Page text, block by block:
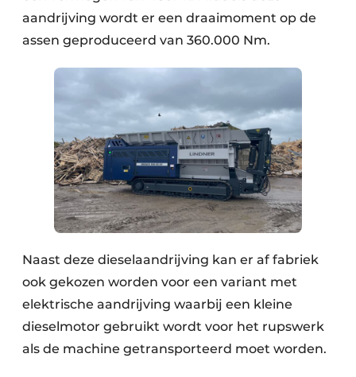
Bedrijfsafval
Bouw & Sloopafval
Elektronisch Afval
Glasrecyclage
Houtafval
Kunststofafval
Metaalrecyclage
Textielrecyclage
aandrijving wordt er een draaimoment op de
assen geproduceerd van 360.000 Nm.
Naast deze dieselaandrijving kan er af fabriek
ook gekozen worden voor een variant met
elektrische aandrijving waarbij een kleine
dieselmotor gebruikt wordt voor het rupswerk
als de machine getransporteerd moet worden.